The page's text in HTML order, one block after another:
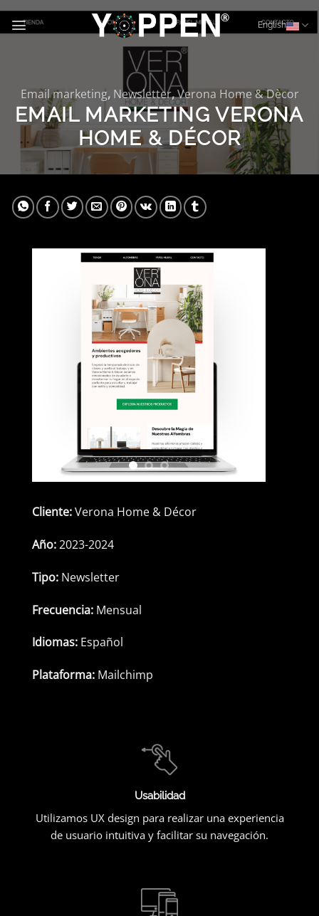
Skip
English
Email marketing, Newsletter,Verona Home & Dècor
EMAIL MARKETING VERONA
HOME & DÉCOR
Cliente:Verona Home & Décor
Año:2023-2024
Tipo: Newsletter
Frecuencia: Mensual
Idiomas: Español
Plataforma: Mailchimp
Usabilidad
Utilizamos UX design para realizar una experiencia
de usuario intuitiva y facilitar su navegación.